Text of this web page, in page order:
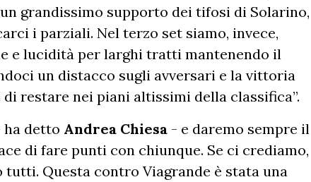
grandissimo supporto dei tifosi di Solarino,
i parziali. Nel terzo set siamo, invece,
e lucidità per larghi tratti mantenendo il
un distacco sugli avversari e la vittoria
restare nei piani altissimi della classifica”.
ha detto Andrea Chiesa - e daremo sempre il
di fare punti con chiunque. Se ci crediamo,
Questa contro Viagrande è stata una